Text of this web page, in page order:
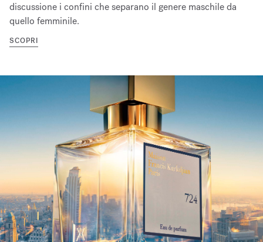
discussione i confini che separano il genere maschile da
quello femminile.
SCOPRI